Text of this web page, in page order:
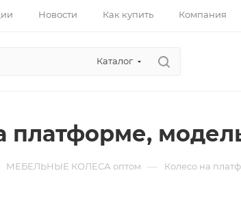
Новости Как купить Компания
Каталог
платформе,
МЕБЕЛЬНЫЕ КОЛЕСА оптом — Колесо на